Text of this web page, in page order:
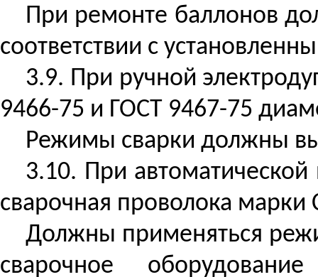
При ремонте баллонов
соответствии с
3.9. При ручной
9466-75 и ГОСТ 9467-75
Режимы сварки должны
3.10. При автоматической
сварочная проволока марки
Должны применяться
сварочное